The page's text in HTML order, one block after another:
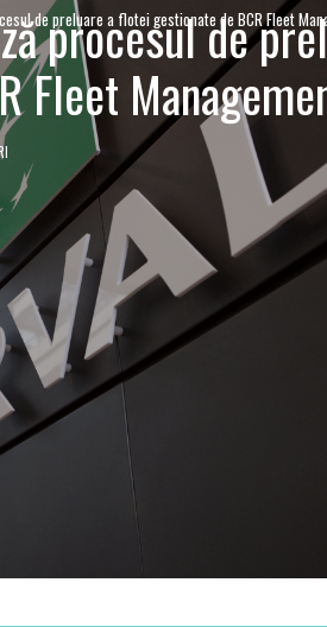
de preluare a flotei gestionate de BCR Fleet
procesul de
Fleet